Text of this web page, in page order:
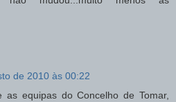
de 2010 às 00:22
as equipas do Concelho de Tomar,